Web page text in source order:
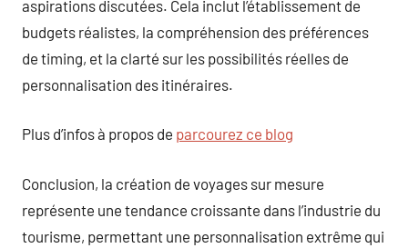
aspirations discutées. Cela inclut l’établissement de
budgets réalistes, la compréhension des préférences
de timing, et la clarté sur les possibilités réelles de
personnalisation des itinéraires.
Plus d’infos à propos de parcourez ce blog
Conclusion, la création de voyages sur mesure
représente une tendance croissante dans l’industrie du
tourisme, permettant une personnalisation extrême qui